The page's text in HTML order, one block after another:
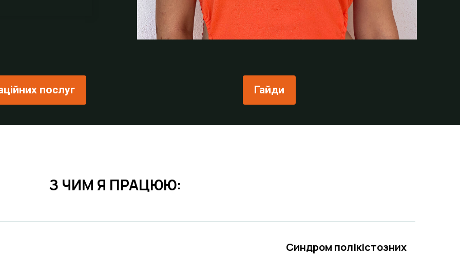
послуг Гайди
З ЧИМ Я ПРАЦЮЮ:
Синдром полікістозних